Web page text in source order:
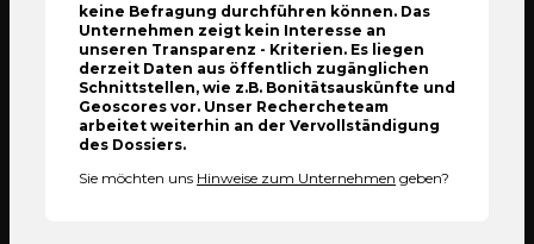
keine Befragung durchführen können. Das
Unternehmen zeigt kein Interesse an
unseren Transparenz - Kriterien. Es liegen
derzeit Daten aus öffentlich zugänglichen
Schnittstellen, wie z.B. Bonitätsauskünfte und
Geoscores vor. Unser Rechercheteam
arbeitet weiterhin an der Vervollständigung
des Dossiers.
Sie möchten uns Hinweise zum Unternehmen geben?